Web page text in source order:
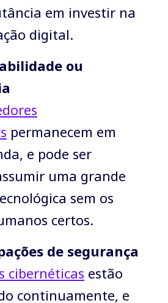
em investir na
digital.
ou
permanecem em
e pode ser
uma grande
sem os
certos.
de segurança
cibernéticas estão
continuamente, e